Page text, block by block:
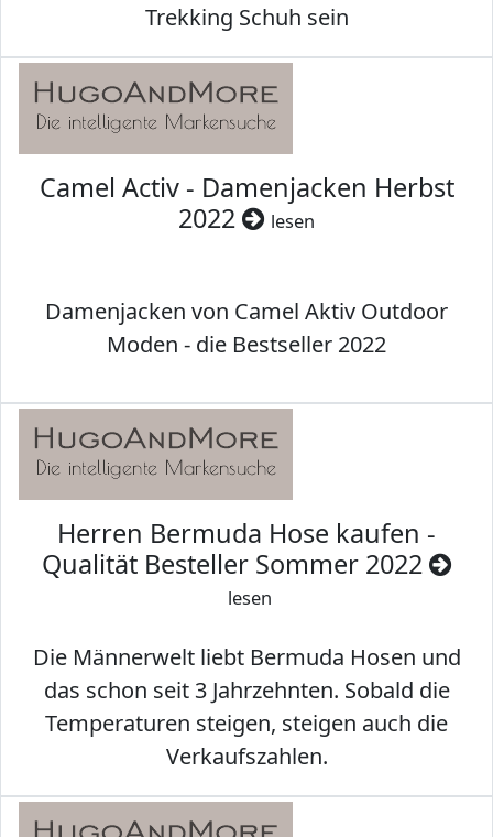
Trekking Schuh sein
Camel Activ - Damenjacken Herbst
2022
lesen
Damenjacken von Camel Aktiv Outdoor
Moden - die Bestseller 2022
Herren Bermuda Hose kaufen -
Qualität Besteller Sommer 2022
lesen
Die Männerwelt liebt Bermuda Hosen und
das schon seit 3 Jahrzehnten. Sobald die
Temperaturen steigen, steigen auch die
Verkaufszahlen.